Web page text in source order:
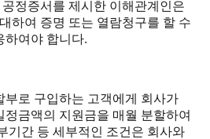
정증서를 제시한 이해관계인은
하여 증명 또는 열람청구를 할 수
하여야 합니다.
로 구입하는 고객에게 회사가
정금액의 지원금을 매월 분할하여
기간 등 세부적인 조건은 회사와